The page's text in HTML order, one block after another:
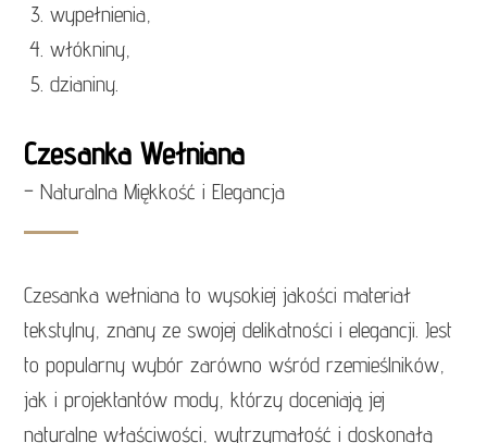
wypełnienia,
włókniny,
dzianiny.
Czesanka Wełniana
– Naturalna Miękkość i Elegancja
Czesanka wełniana to wysokiej jakości materiał
tekstylny, znany ze swojej delikatności i elegancji. Jest
to popularny wybór zarówno wśród rzemieślników,
jak i projektantów mody, którzy doceniają jej
naturalne właściwości, wytrzymałość i doskonałą